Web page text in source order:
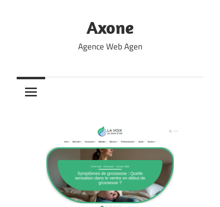
Axone
Agence Web Agen